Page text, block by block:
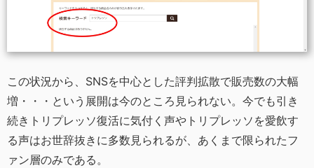
この状況から、SNSを中心とした評判拡散で販売数の大幅
増・・・という展開は今のところ見られない。今でも引き
続きトリプレッソ復活に気付く声やトリプレッソを愛飲す
る声はお世辞抜きに多数見られるが、あくまで限られたフ
ァン層のみである。